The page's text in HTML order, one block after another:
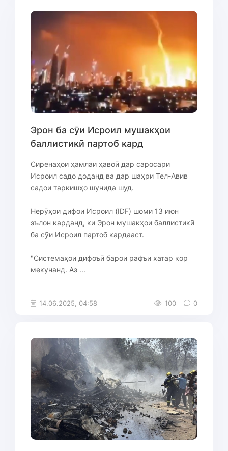
Эрон ба сӯи Исроил мушакҳои
баллистикӣ партоб кард
Сиренаҳои ҳамлаи ҳавоӣ дар саросари
Исроил садо доданд ва дар шаҳри Тел-Авив
садои таркишҳо шунида шуд.
Нерӯҳои дифои Исроил (IDF) шоми 13 июн
эълон карданд, ки Эрон мушакҳои баллистикӣ
ба сӯи Исроил партоб кардааст.
"Системаҳои дифоъӣ барои рафъи хатар кор
мекунанд. Аз ...
14.06.2025, 04:58 100 0